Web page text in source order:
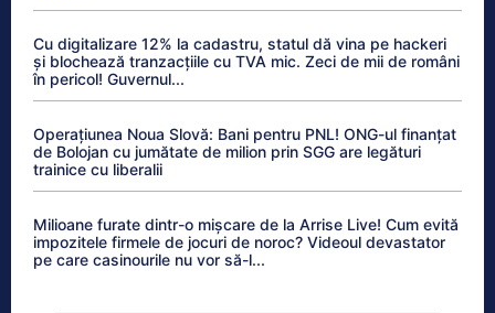
Cu digitalizare 12% la cadastru, statul dă vina pe hackeri
și blochează tranzacțiile cu TVA mic. Zeci de mii de români
în pericol! Guvernul...
Operațiunea Noua Slovă: Bani pentru PNL! ONG-ul finanțat
de Bolojan cu jumătate de milion prin SGG are legături
trainice cu liberalii
Milioane furate dintr-o mișcare de la Arrise Live! Cum evită
impozitele firmele de jocuri de noroc? Videoul devastator
pe care casinourile nu vor să-l...